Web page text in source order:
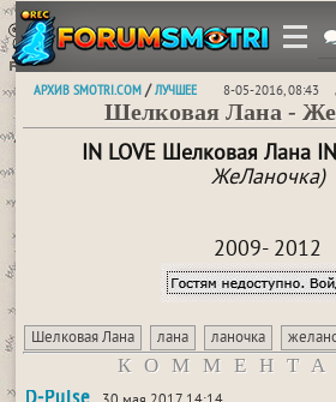
АРХИВ SMOTRI.COM /ЛУЧШЕЕ 8-05-2016, 08:43
Шелковая Лана -
IN LOVE Шелковая Лана
ЖеЛаночка)
2009- 2012
Шелковая Лана лана ланочка